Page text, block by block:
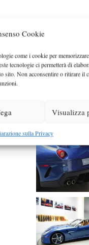
Cookie
come i cookie per memorizzare
tecnologie ci permetterà di
sito. Non acconsentire o ritirare il
Visualizza
sulla Privacy
della collezione di
in contrasto
scuro.